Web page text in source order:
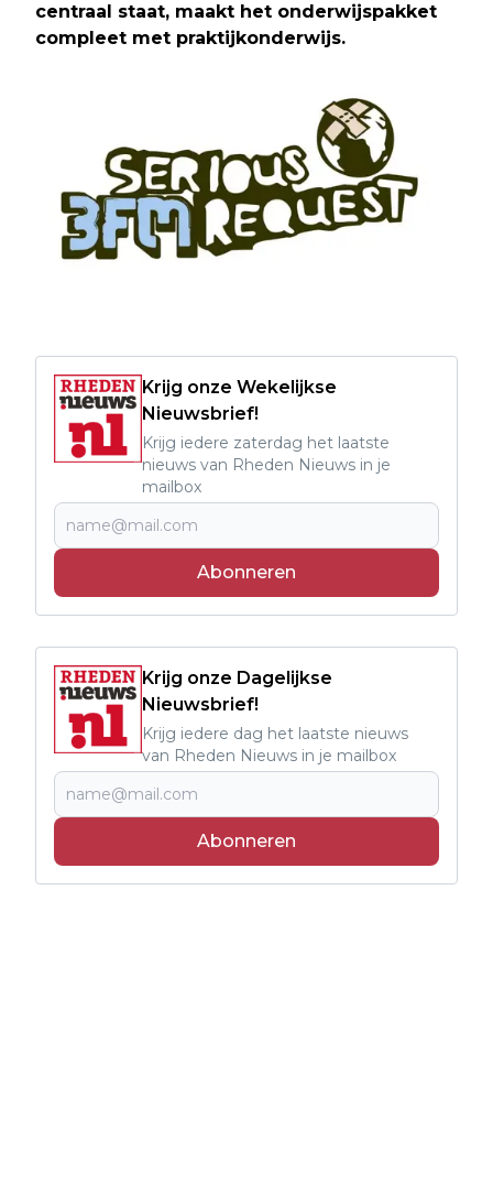
centraal staat, maakt het onderwijspakket
compleet met praktijkonderwijs.
Krijg onze Wekelijkse
Nieuwsbrief!
Krijg iedere zaterdag het laatste
nieuws van Rheden Nieuws in je
mailbox
Abonneren
Krijg onze Dagelijkse
Nieuwsbrief!
Krijg iedere dag het laatste nieuws
van Rheden Nieuws in je mailbox
Abonneren